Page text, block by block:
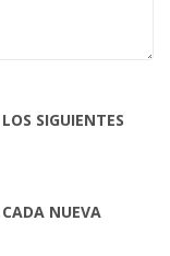
SIGUIENTES
NUEVA